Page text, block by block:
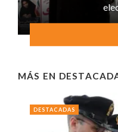
MÁS EN
DESTACADAS